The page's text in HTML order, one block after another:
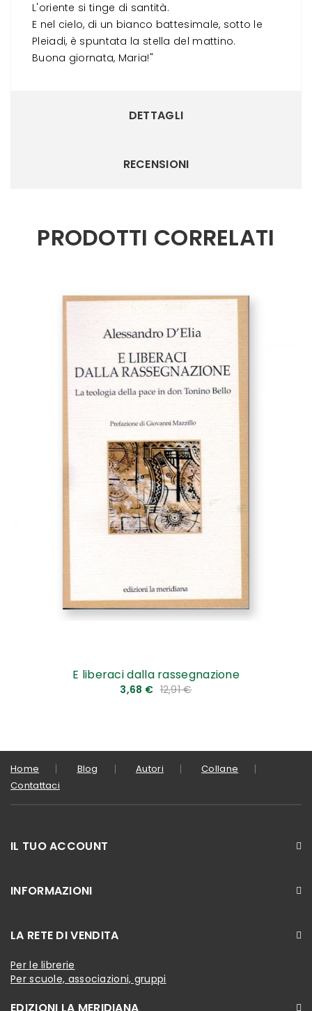
L'oriente si tinge di santità.
E nel cielo, di un bianco battesimale, sotto le
Pleiadi, è spuntata la stella del mattino.
Buona giornata, Maria!"
DETTAGLI
RECENSIONI
PRODOTTI CORRELATI
E liberaci dalla rassegnazione
3,68 € 12,91 €
Home Blog Autori
Collane
Contattaci
IL TUO ACCOUNT
INFORMAZIONI
LA RETE DI VENDITA
Per le librerie
Per scuole, associazioni, gruppi